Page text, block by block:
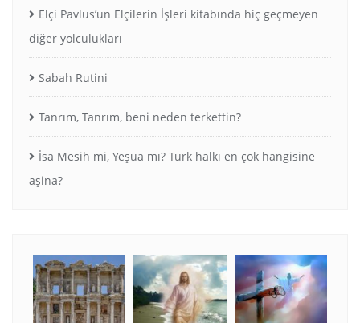
Elçi Pavlus’un Elçilerin İşleri kitabında hiç geçmeyen
diğer yolculukları
Sabah Rutini
Tanrım, Tanrım, beni neden terkettin?
İsa Mesih mi, Yeşua mı? Türk halkı en çok hangisine
aşina?